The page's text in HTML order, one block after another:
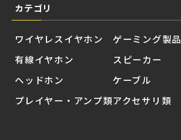
カテゴリ
ワイヤレスイヤホン
有線イヤホン
ヘッドホン
プレイヤー・アンプ類
ゲーミング製品
スピーカー
ケーブル
アクセサリ類